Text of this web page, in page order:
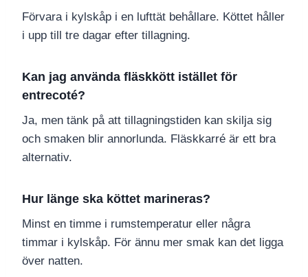
Förvara i kylskåp i en lufttät behållare. Köttet håller
i upp till tre dagar efter tillagning.
Kan jag använda fläskkött istället för
entrecoté?
Ja, men tänk på att tillagningstiden kan skilja sig
och smaken blir annorlunda. Fläskkarré är ett bra
alternativ.
Hur länge ska köttet marineras?
Minst en timme i rumstemperatur eller några
timmar i kylskåp. För ännu mer smak kan det ligga
över natten.